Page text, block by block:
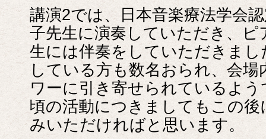
講演2では、日本音楽療法学会
子先生に演奏していただき、ピ
生には伴奏をしていただきま
している方も数名おられ、会
ワーに引き寄せられているよ
頃の活動につきましてもこの
みいただければと思います。